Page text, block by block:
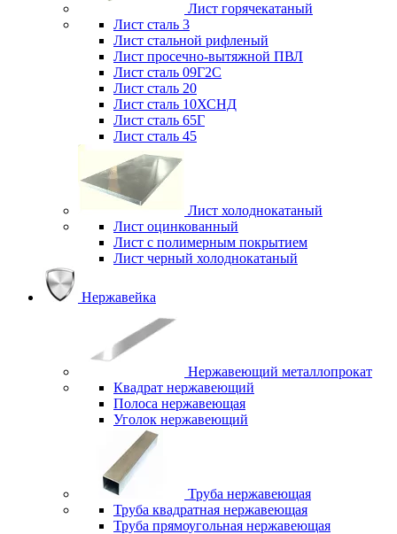
Лист горячекатаный
Лист сталь 3
Лист стальной рифленый
Лист просечно-вытяжной ПВЛ
Лист сталь 09Г2С
Лист сталь 20
Лист сталь 10ХСНД
Лист сталь 65Г
Лист сталь 45
Лист холоднокатаный
Лист оцинкованный
Лист с полимерным покрытием
Лист черный холоднокатаный
Нержавейка
Нержавеющий металлопрокат
Квадрат нержавеющий
Полоса нержавеющая
Уголок нержавеющий
Труба нержавеющая
Труба квадратная нержавеющая
Труба прямоугольная нержавеющая